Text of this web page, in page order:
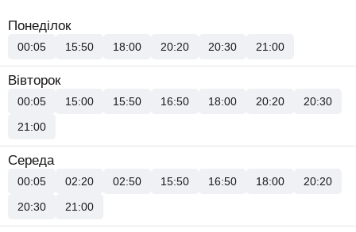
Понеділок
00:05 15:50 18:00 20:20 20:30 21:00
Вівторок
00:05 15:00 15:50 16:50 18:00 20:20
20:30
21:00
Середа
00:05 02:20 02:50 15:50 16:50 18:00
20:20
20:30
21:00